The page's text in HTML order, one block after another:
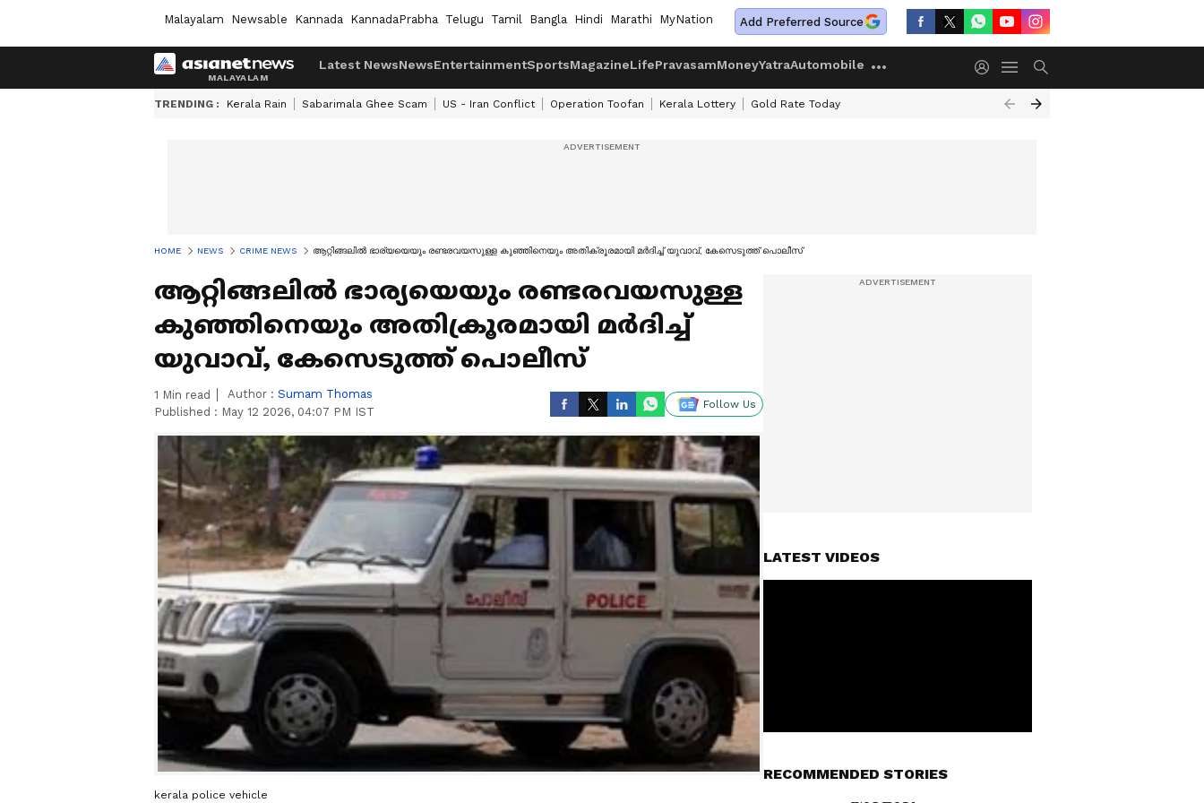
Malayalam Newsable Kannada KannadaPrabha Telugu Tamil Bangla Hindi Marathi MyNation Add Preferred Source
Latest NewsNewsEntertainmentSportsMagazineLifePravasamMoneyYatraAutomobile
TRENDING : Kerala Rain Sabarimala Ghee Scam US - Iran Conflict Operation Toofan Kerala Lottery Gold Rate Today
HOME NEWS CRIME NEWS ആറ്റിങ്ങലിൽ ഭാര്യയെയും രണ്ടരവയസുള്ള കുഞ്ഞിനെയും അതിക്രൂരമായി മർദിച്ച് യുവാവ്, കേസെടുത്ത് പൊലീസ്
ആറ്റിങ്ങലിൽ ഭാര്യയെയും രണ്ടരവയസുള്ള
കുഞ്ഞിനെയും അതിക്രൂരമായി മർദിച്ച്
യുവാവ്, കേസെടുത്ത് പൊലീസ്
1 Min read Author : Sumam Thomas
Published : May 12 2026, 04:07 PM IST
Follow Us
kerala police vehicle
LATEST VIDEOS
RECOMMENDED STORIES